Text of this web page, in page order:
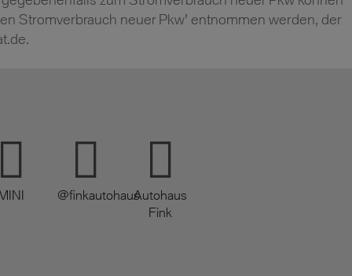
Stromverbrauch neuer Pkw' entnommen werden, der
@finkautohausAutohaus
Fink